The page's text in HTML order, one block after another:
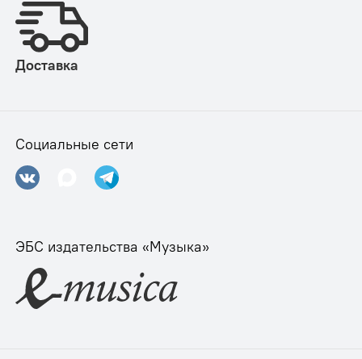
Доставка
Социальные сети
ЭБС издательства «Музыка»